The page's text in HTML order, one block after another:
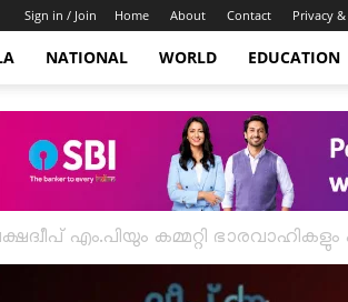
Sign in / Join Home About Contact Privacy
NATIONAL WORLD EDUCATION
എം.പിയും കമ്മറ്റി ഭാരവാഹികളും